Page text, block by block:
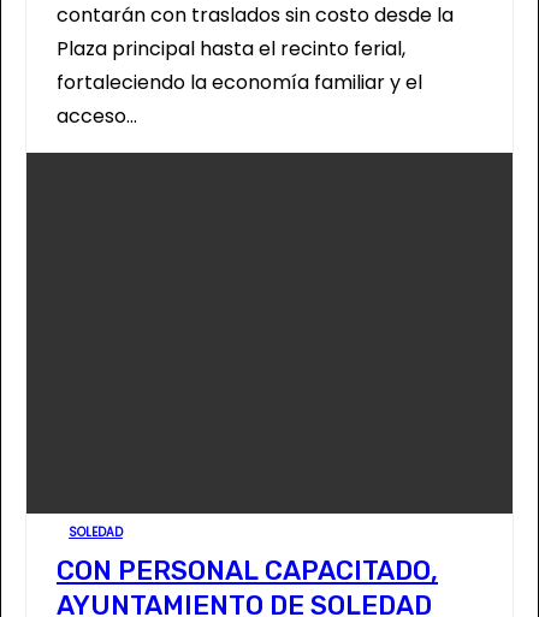
contarán con traslados sin costo desde la
Plaza principal hasta el recinto ferial,
fortaleciendo la economía familiar y el
acceso…
SOLEDAD
CON PERSONAL CAPACITADO,
AYUNTAMIENTO DE SOLEDAD